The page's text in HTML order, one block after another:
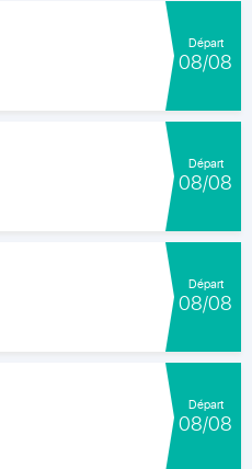
Départ
08/08
Départ
08/08
Départ
08/08
Départ
08/08